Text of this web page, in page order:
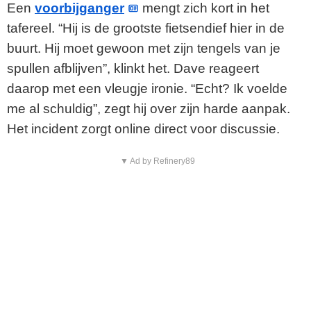
Een voorbijganger
mengt zich kort in het
tafereel. “Hij is de grootste fietsendief hier in de
buurt. Hij moet gewoon met zijn tengels van je
spullen afblijven”, klinkt het. Dave reageert
daarop met een vleugje ironie. “Echt? Ik voelde
me al schuldig”, zegt hij over zijn harde aanpak.
Het incident zorgt online direct voor discussie.
▼ Ad by Refinery89